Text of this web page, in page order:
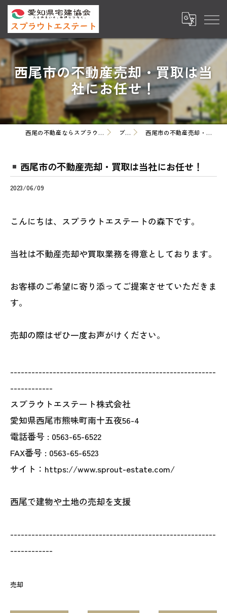
西尾市の不動産売却・買取は当
社にお任せ！
西尾の不動産ならスプラウトエステート株式会社 ブログ 西尾市の不動産売却・買取は当社にお任せ！
西尾市の不動産売却・買取は当社にお任せ！
2023/06/09
こんにちは、スプラウトエステートの森下です。
当社は不動産売却や買取業務を得意としております。
お客様のご希望に寄り添ってご提案させていただきま
す。
売却の際はぜひ一度お声がけください。
----------------------------------------------------------
------------
スプラウトエステート株式会社
愛知県西尾市熊味町南十五夜56-4
電話番号 : 0563-65-6522
FAX番号 : 0563-65-6523
サイト：https://www.sprout-estate.com/
西尾で建物や土地の売却を支援
----------------------------------------------------------
------------
売却